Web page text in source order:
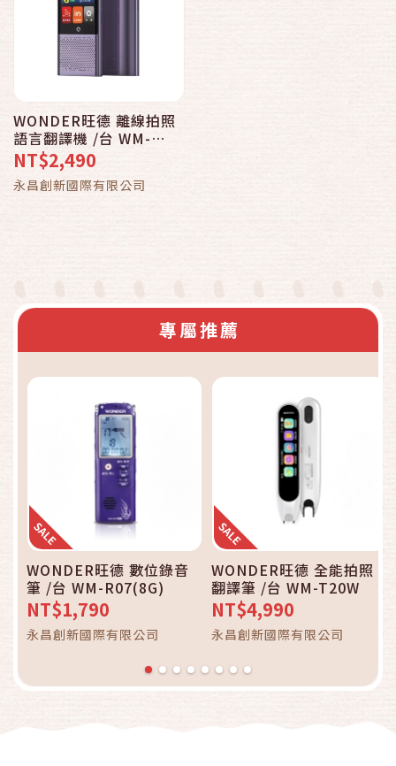
WONDER旺德 離線拍照
語言翻譯機 /台 WM-
T06W
NT$2,490
永昌創新國際有限公司
專屬推薦
WONDER旺德 數位錄音
筆 /台 WM-R07(8G)
NT$1,790
永昌創新國際有限公司
WONDER旺德 全能拍照
翻譯筆 /台 WM-T20W
NT$4,990
永昌創新國際有限公司